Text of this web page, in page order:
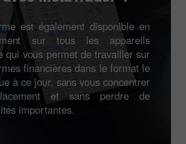
est également disponible en
sur tous les appareils
qui vous permet de travailler sur
financières dans le format le
à ce jour, sans vous concentrer
et sans perdre de
importantes.